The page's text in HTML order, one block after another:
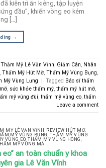
kiên trì ăn kiêng, tập luyện
đầu”, khiến vòng eo kém
[…]
→
Thẫm Mỹ Lê Văn Vĩnh, Giảm Cân, Nhân
, Thẩm Mỹ Hút Mỡ, Thẩm Mỹ Vùng Bụng,
Mỹ Vùng Lưng Tagged Bác sĩ thẩm
, sức khỏe thẩm mỹ, thẩm mỹ hút mỡ,
mỹ vùng đùi, thẩm mỹ vùng eo, thẩm
Leave a comment
MỸ LÊ VĂN VĨNH , REVIEW HÚT MỠ,
MỸ VÙNG BỤNG , THẨM MỸ VÙNG
VÙNG EO,THẨM MỸ VÙNG HÔNG ,
MỸ VÙNG MÁ
an toàn chuẩn y khoa
gia Lê Văn Vĩnh